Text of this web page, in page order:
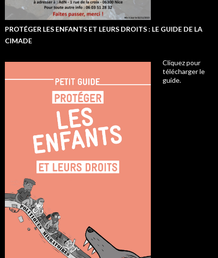
PROTÉGER LES ENFANTS ET LEURS DROITS : LE GUIDE DE LA
CIMADE
Cliquez pour
télécharger le
guide.